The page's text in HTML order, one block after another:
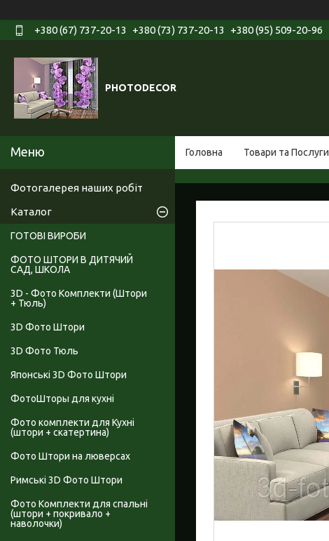
+380 (67) 737-20-13 +380 (73) 737-20-13 +380 (95) 509-20-96
PHOTODECOR
Головна Товари та Послуги
Фотогалерея наших робіт
Каталог
ГОТОВІ ВИРОБИ
ФОТО ШТОРИ В ДИТЯЧИЙ
САД, ШКОЛА
3D - Фото Комплекти (Штори
+ Тюль)
3D Фото Штори
3D Фото Тюль
Японські 3D Фото Штори
ФотоШторы для кухні
Фото комплекти для Кухні
(штори + скатертина)
Фото Штори на люверсах
Римські 3D Фото Штори
Фото Комплекти для спальні
(штори + покривало +
наволочки)